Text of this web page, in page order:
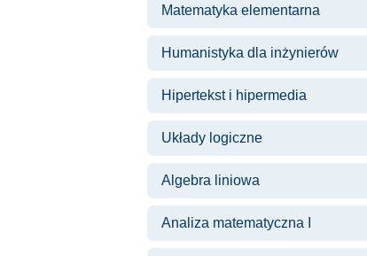
Matematyka elementarna
Humanistyka dla inżynierów
Hipertekst i hipermedia
Układy logiczne
Algebra liniowa
Analiza matematyczna I